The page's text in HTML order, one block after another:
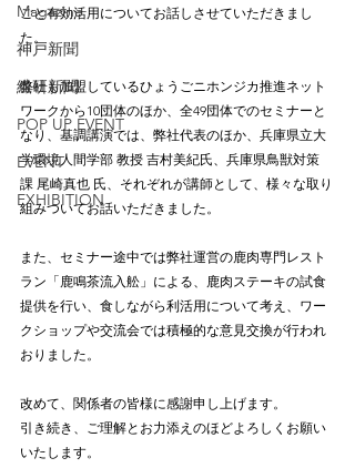
Magazine
神戸新聞
繊研新聞
POP UP EVENT
EVENT
EXHIBITION
ごと有効活用についてお話しさせていただきまし
た。
弊社も加盟しているひょうごニホンジカ推進ネット
ワークから10団体のほか、全49団体でのセミナーと
なり、基調講演では、弊社代表のほか、兵庫県立大
学環境人間学部 教授 吉村美紀氏、兵庫県鳥獣対策
課 尾崎真也 氏、それぞれが講師として、様々な取り
組みついてお話いただきました。
また、セミナー途中では弊社運営の鹿肉専門レスト
ラン「鹿鳴茶流入舩」による、鹿肉ステーキの試食
提供を行い、食しながら利活用について考え、ワー
クショップや交流会では積極的な意見交換が行われ
おりました。
改めて、関係者の皆様に感謝申し上げます。
引き続き、ご理解とお力添えのほどよろしくお願い
いたします。